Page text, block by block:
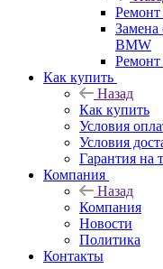
Замена
BMW
Ремонт
Как купить
Назад
Как купить
Условия
Условия
Гарантия на
Компания
Назад
Компания
Новости
Политика
Контакты